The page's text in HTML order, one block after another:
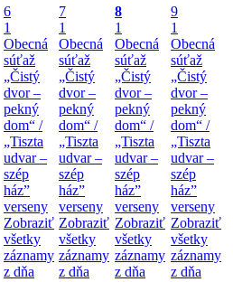
6
1
Obecná
súťaž
„Čistý
dvor –
pekný
dom“ /
„Tiszta
udvar –
szép
ház”
verseny
Zobraziť
všetky
záznamy
z dňa
7
1
Obecná
súťaž
„Čistý
dvor –
pekný
dom“ /
„Tiszta
udvar –
szép
ház”
verseny
Zobraziť
všetky
záznamy
z dňa
8
1
Obecná
súťaž
„Čistý
dvor –
pekný
dom“ /
„Tiszta
udvar –
szép
ház”
verseny
Zobraziť
všetky
záznamy
z dňa
9
1
Obecná
súťaž
„Čistý
dvor –
pekný
dom“ /
„Tiszta
udvar –
szép
ház”
verseny
Zobraziť
všetky
záznamy
z dňa